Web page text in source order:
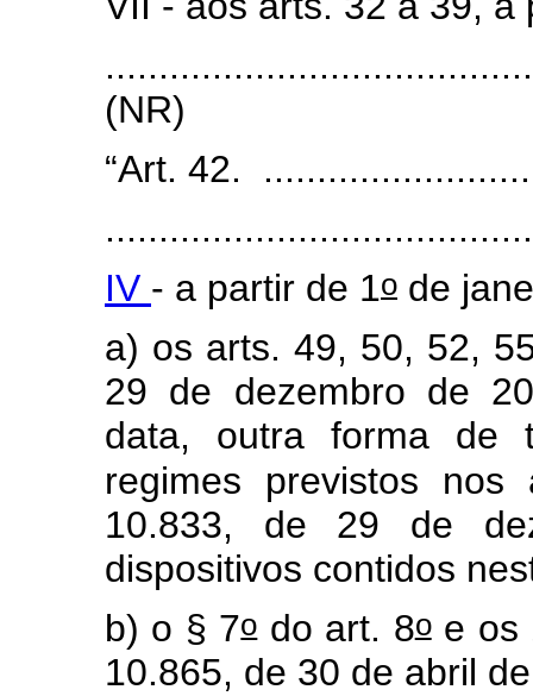
(NR)
“Art. 42.
IV - a partir de 1o de
a) os arts. 49, 50, 52,
29 de dezembro de
data, outra forma de
regimes previstos
10.833, de 29 de
dispositivos contidos
b) o § 7odo art. 8oe os
10.865, de 30 de abril